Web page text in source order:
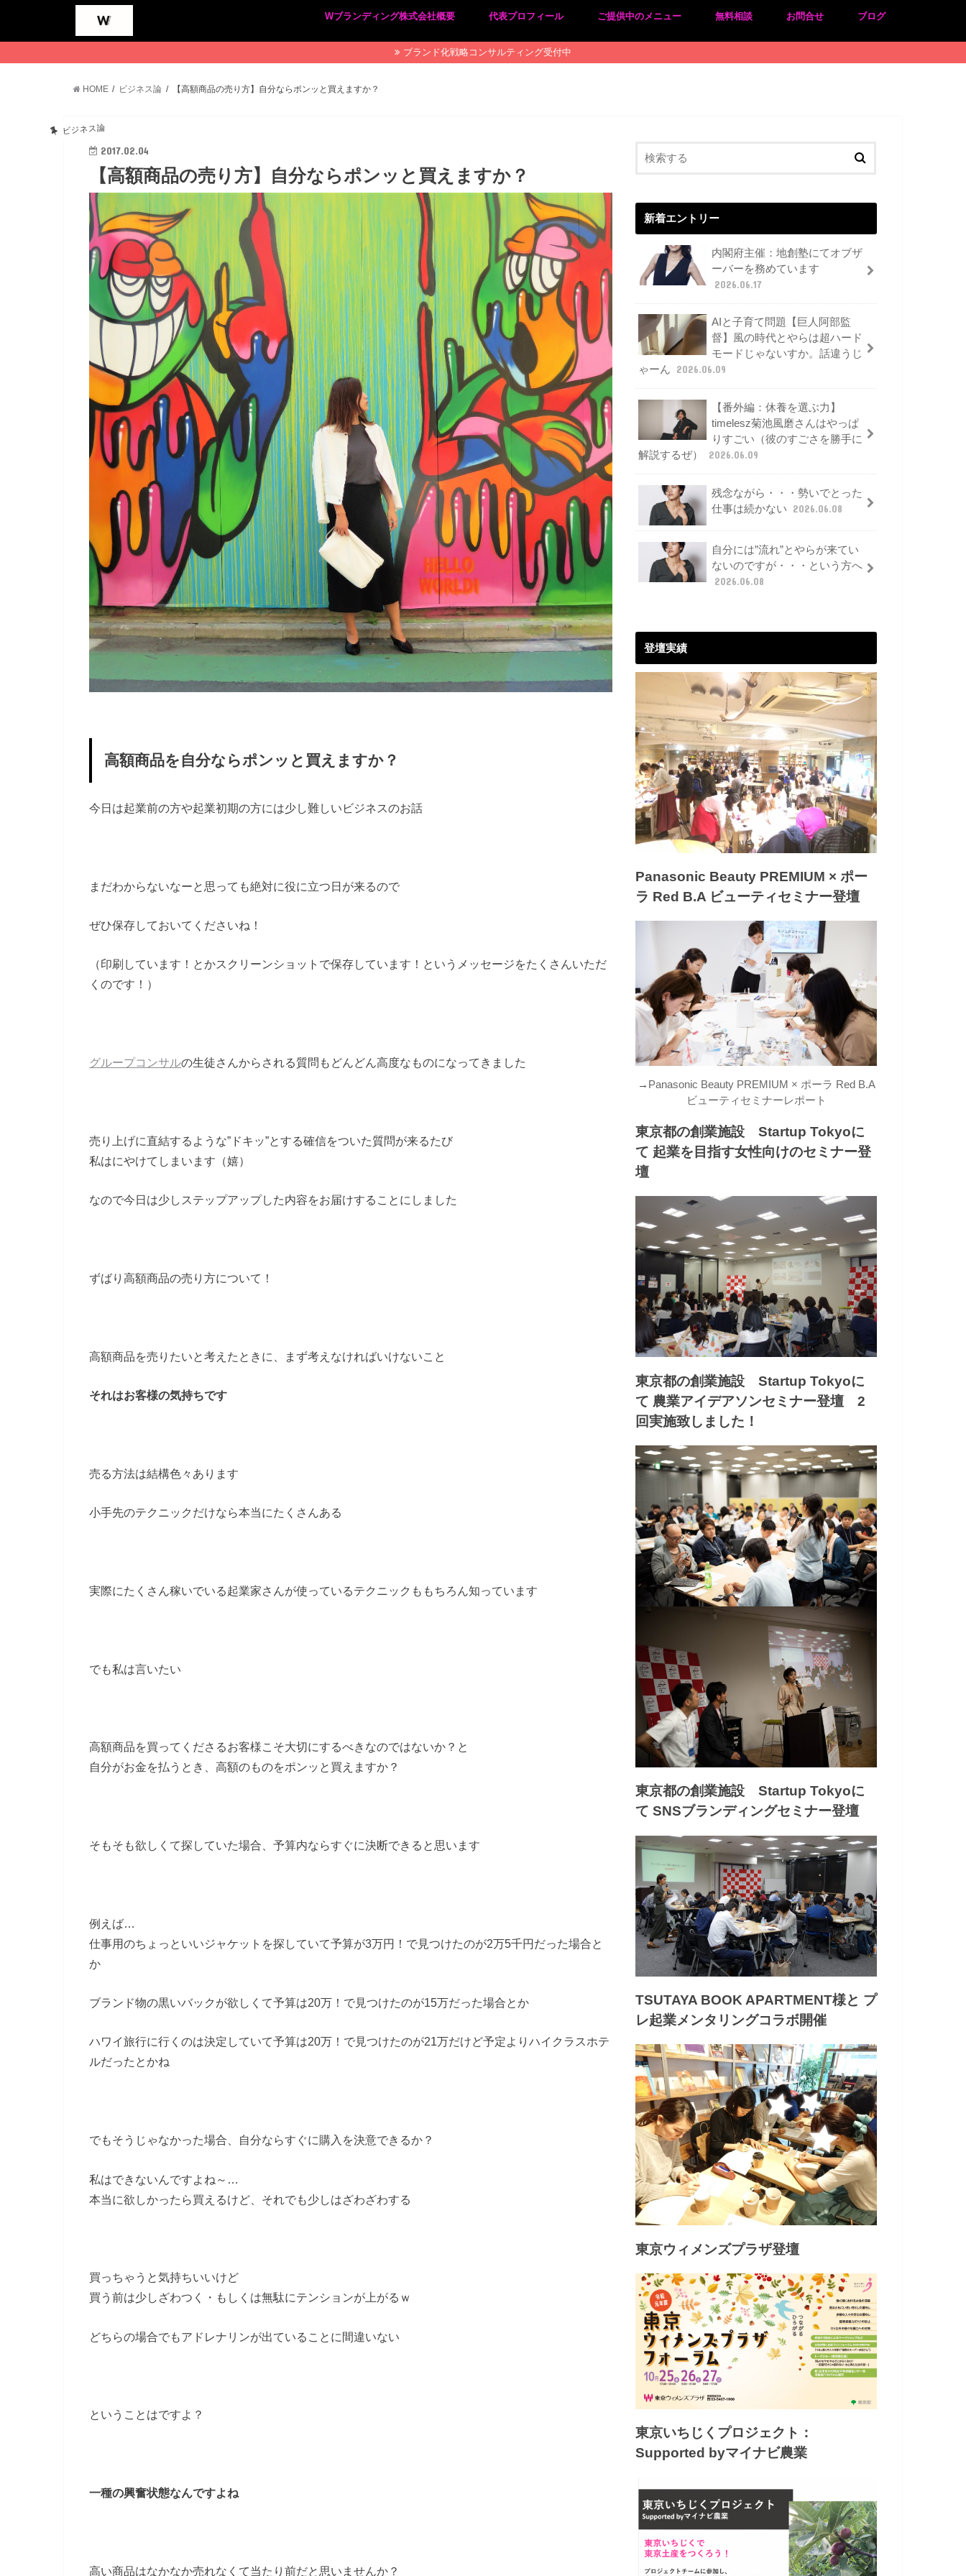
Wブランディング株式会社概要
プライバシーポリシー
特定商取引法に基づく表記
代表プロフィール ご提供中のメニュー 無料相談 お問合せ ブログ
ブランド化戦略コンサルティング受付中
HOME ビジネス論 【高額商品の売り方】自分ならポンッと買えますか？
ビジネス論
2017.02.04
【高額商品の売り方】自分ならポンッと買えますか？
高額商品を自分ならポンッと買えますか？
今日は起業前の方や起業初期の方には少し難しいビジネスのお話
まだわからないなーと思っても絶対に役に立つ日が来るので
ぜひ保存しておいてくださいね！
（印刷しています！とかスクリーンショットで保存しています！というメッセージをたくさんいただ
くのです！）
グループコンサルの生徒さんからされる質問もどんどん高度なものになってきました
売り上げに直結するような”ドキッ”とする確信をついた質問が来るたび
私はにやけてしまいます（嬉）
なので今日は少しステップアップした内容をお届けすることにしました
ずばり高額商品の売り方について！
高額商品を売りたいと考えたときに、まず考えなければいけないこと
それはお客様の気持ちです
売る方法は結構色々あります
小手先のテクニックだけなら本当にたくさんある
実際にたくさん稼いでいる起業家さんが使っているテクニックももちろん知っています
でも私は言いたい
高額商品を買ってくださるお客様こそ大切にするべきなのではないか？と
自分がお金を払うとき、高額のものをポンッと買えますか？
そもそも欲しくて探していた場合、予算内ならすぐに決断できると思います
例えば…
仕事用のちょっといいジャケットを探していて予算が3万円！で見つけたのが2万5千円だった場合と
か
ブランド物の黒いバックが欲しくて予算は20万！で見つけたのが15万だった場合とか
ハワイ旅行に行くのは決定していて予算は20万！で見つけたのが21万だけど予定よりハイクラスホテ
ルだったとかね
でもそうじゃなかった場合、自分ならすぐに購入を決意できるか？
私はできないんですよね～…
本当に欲しかったら買えるけど、それでも少しはざわざわする
買っちゃうと気持ちいいけど
買う前は少しざわつく・もしくは無駄にテンションが上がるｗ
どちらの場合でもアドレナリンが出ていることに間違いない
ということはですよ？
一種の興奮状態なんですよね
高い商品はなかなか売れなくて当たり前だと思いませんか？
新着エントリー
内閣府主催：地創塾にてオブザ
ーバーを務めています
2026.06.17
AIと子育て問題【巨人阿部監
督】風の時代とやらは超ハード
モードじゃないすか。話違うじ
ゃーん
2026.06.09
【番外編：休養を選ぶ力】
timelesz菊池風磨さんはやっぱ
りすごい（彼のすごさを勝手に
解説するぜ）
2026.06.09
残念ながら・・・勢いでとった
仕事は続かない
2026.06.08
自分には”流れ”とやらが来てい
ないのですが・・・という方へ
2026.06.08
登壇実績
Panasonic Beauty PREMIUM × ポー
ラ Red B.A ビューティセミナー登壇
→ Panasonic Beauty PREMIUM × ポーラ Red B.A
ビューティセミナーレポート
東京都の創業施設 Startup Tokyoに
て 起業を目指す女性向けのセミナー登
壇
東京都の創業施設 Startup Tokyoに
て 農業アイデアソンセミナー登壇 2
回実施致しました！
東京都の創業施設 Startup Tokyoに
て SNSブランディングセミナー登壇
TSUTAYA BOOK APARTMENT様と プ
レ起業メンタリングコラボ開催
東京ウィメンズプラザ登壇
東京いちじくプロジェクト：
Supported byマイナビ農業